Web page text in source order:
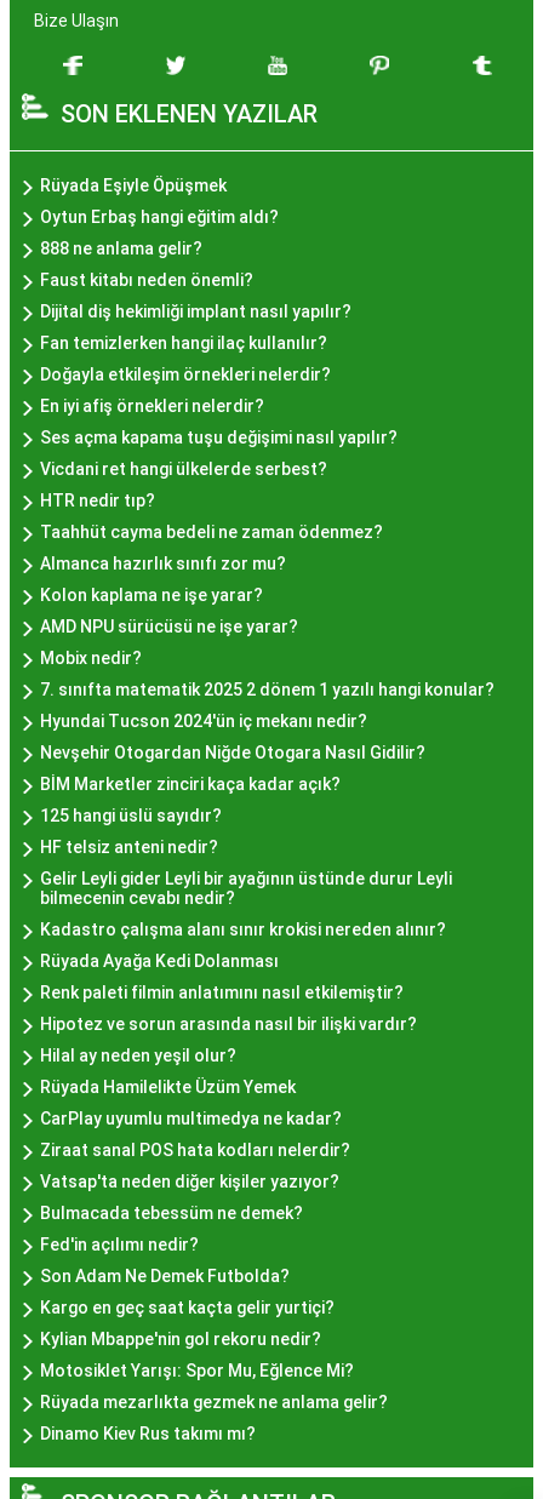
zenginleşmiştir. Hayır lokması, özel günlerde
hazırlanan ve lezzetiyle damaklarda unutulmaz
izler bırakan bir tatlıdır. İstanbul'da popüler
olmasının arkasında bu eşsiz lezzetin herkesi
cezbetmesi ve geleneksel dokunuşlarla
hazırlanması yatmaktadır.
Hayır Lokması İstanbul'da
Nerede Bulunur?
İstanbul genelinde birçok yerel işletme ve
pastane, hayır lokması sunmaktadır. Geleneksel
tatları sevenler için Sultanahmet, Eminönü, ve
Eyüp gibi tarihi semtlerdeki lokantalarda Hayır
Lokması deneyimi daha da özel olabilir. Ayrıca,
Beyoğlu, Kadıköy, ve Beşiktaş gibi modern
semtlerde de bu lezzeti bulabilirsiniz.
Hayır Lokması Fiyatları
İstanbul'da Nasıl?
Hayır lokması fiyatları İstanbulgenelinde
mekanlara ve sunulan hizmete göre değişiklik
gösterir. Genellikle porsiyon bazında satılan hayır
lokmalarının fiyatları uygun olup, lezzetin
kalitesiyle uyumlu bir deneyim sunar. İstanbul'da
değerlendirerek, bütçenize uygun bir hayır lokması
bulabilirsiniz.
Hayır Lokması İstanbul
Deneyiminde Nelere Dikkat
Edilmeli?
İstanbul'da hayır lokması deneyimini daha özel
kılmak için birkaç öneri:
Geleneksel Mekanları Tercih Edin:
semtlerdeki geleneksel pastanelerde hayır
lokması deneyimi daha otantik olabilir.
Yerel Tavsiyelere Kulak Verin:
yaşayanların önerilerini değerlendirerek en iyi
hayır lokması mekanlarını keşfedin.
Özel Günlerde Ziyaret Edin:Özel günlerde yapılan
hayır organizasyonlarında, lezzet daha bir anlam
Hayır Lokması İstanbul'da
Bize Ulaşın
SON EKLENEN YAZILAR
Rüyada Eşiyle Öpüşmek
Oytun Erbaş hangi eğitim aldı?
888 ne anlama gelir?
Faust kitabı neden önemli?
Dijital diş hekimliği implant nasıl yapılır?
Fan temizlerken hangi ilaç kullanılır?
Doğayla etkileşim örnekleri nelerdir?
En iyi afiş örnekleri nelerdir?
Ses açma kapama tuşu değişimi nasıl yapılır?
Vicdani ret hangi ülkelerde serbest?
HTR nedir tıp?
Taahhüt cayma bedeli ne zaman ödenmez?
Almanca hazırlık sınıfı zor mu?
Kolon kaplama ne işe yarar?
AMD NPU sürücüsü ne işe yarar?
Mobix nedir?
7. sınıfta matematik 2025 2 dönem 1 yazılı hangi konular?
Hyundai Tucson 2024'ün iç mekanı nedir?
Nevşehir Otogardan Niğde Otogara Nasıl Gidilir?
BİM Marketler zinciri kaça kadar açık?
125 hangi üslü sayıdır?
HF telsiz anteni nedir?
Gelir Leyli gider Leyli bir ayağının üstünde durur Leyli
bilmecenin cevabı nedir?
Kadastro çalışma alanı sınır krokisi nereden alınır?
Rüyada Ayağa Kedi Dolanması
Renk paleti filmin anlatımını nasıl etkilemiştir?
Hipotez ve sorun arasında nasıl bir ilişki vardır?
Hilal ay neden yeşil olur?
Rüyada Hamilelikte Üzüm Yemek
CarPlay uyumlu multimedya ne kadar?
Ziraat sanal POS hata kodları nelerdir?
Vatsap'ta neden diğer kişiler yazıyor?
Bulmacada tebessüm ne demek?
Fed'in açılımı nedir?
Son Adam Ne Demek Futbolda?
Kargo en geç saat kaçta gelir yurtiçi?
Kylian Mbappe'nin gol rekoru nedir?
Motosiklet Yarışı: Spor Mu, Eğlence Mi?
Rüyada mezarlıkta gezmek ne anlama gelir?
Dinamo Kiev Rus takımı mı?